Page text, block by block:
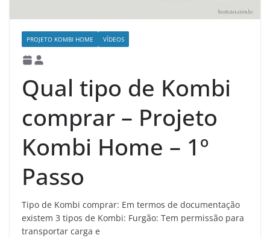
PROJETO KOMBI HOME VÍDEOS
Qual tipo de Kombi
comprar – Projeto
Kombi Home – 1º
Passo
Tipo de Kombi comprar: Em termos de documentação
existem 3 tipos de Kombi: Furgão: Tem permissão para
transportar carga e